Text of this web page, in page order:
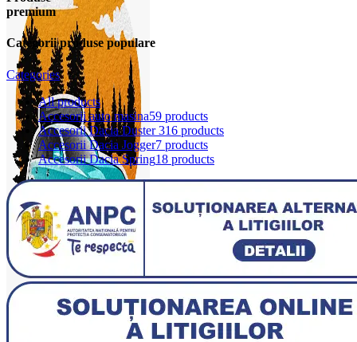
0,00lei
premium
Categorii produse populare
Categories
Allproducts
Accesorii auto masina59 products
Accesorii Dacia Duster 316 products
Accesorii Dacia Jogger7 products
Accesorii Dacia Spring18 products